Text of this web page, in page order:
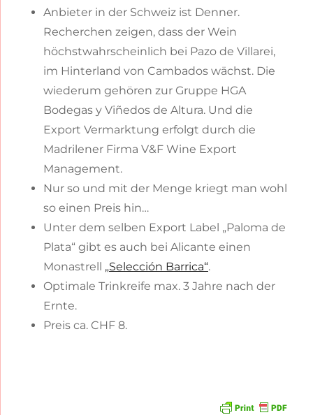
Anbieter in der Schweiz ist Denner.
Recherchen zeigen, dass der Wein
höchstwahrscheinlich bei Pazo de Villarei,
im Hinterland von Cambados wächst. Die
wiederum gehören zur Gruppe HGA
Bodegas y Viñedos de Altura. Und die
Export Vermarktung erfolgt durch die
Madrilener Firma V&F Wine Export
Management.
Nur so und mit der Menge kriegt man wohl
so einen Preis hin…
Unter dem selben Export Label „Paloma de
Plata“ gibt es auch bei Alicante einen
Monastrell „Selección Barrica“.
Optimale Trinkreife max. 3 Jahre nach der
Ernte.
Preis ca. CHF 8.